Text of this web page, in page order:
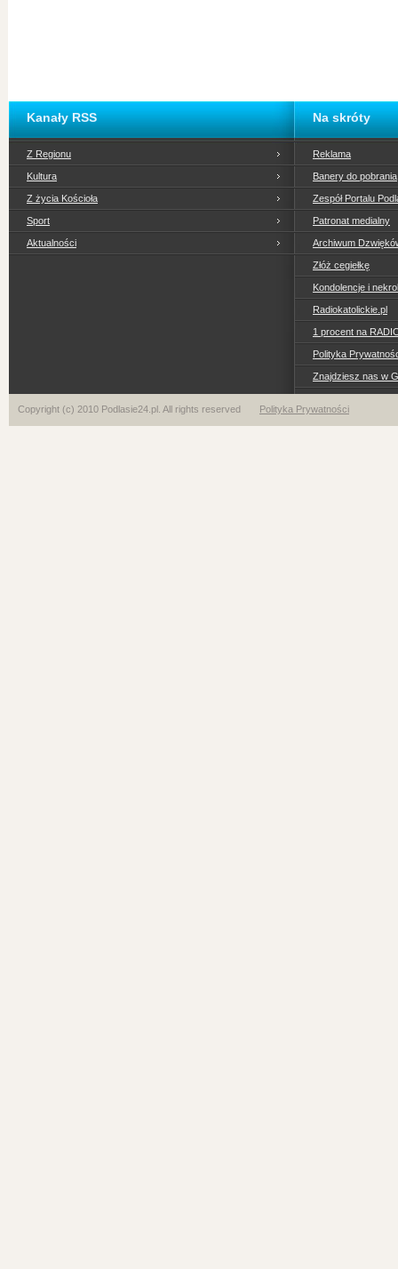
Kanały RSS
Z Regionu
Kultura
Z życia Kościoła
Sport
Aktualności
Na skróty
Reklama
Banery do pobrania
Zespół Portalu
Patronat medialny
Archiwum
Złóż cegiełkę
Kondolencje i
Radiokatolickie.pl
1 procent na
Polityka
Znajdziesz nas w
Copyright (c) 2010 Podlasie24.pl. All rights reserved Polityka Prywatności